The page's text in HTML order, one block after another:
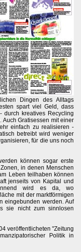
Dingen des Alltags
spart viel Geld, dass
kreatives Recycling
Gratisessen mit einer
einfach zu realisieren -
betreibt wird weniger
für die uns noch
können sogar erste
in denen Menschen
Leben teilhaben können
jenseits von Kapital und
wird es da, wo
mit der marktförmigen
eingebunden werden. Auf
sie nicht zum sinnlosen
veröffentlicheten "Zeitung
Politik in